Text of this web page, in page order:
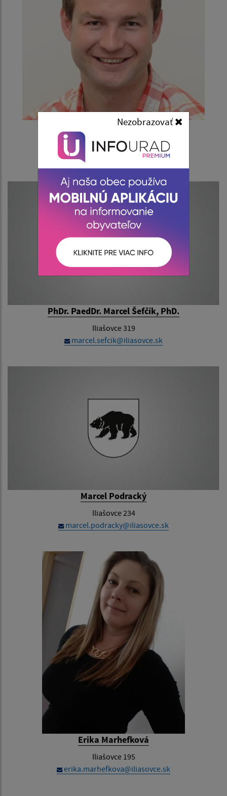
Nezobrazovať
Ing. Vladimír Šivec
Iliašovce 153
vladimir.sivec@iliasovce.sk
PhDr. PaedDr. Marcel Šefčík, PhD.
Iliašovce 319
marcel.sefcik@iliasovce.sk
Marcel Podracký
Iliašovce 234
marcel.podracky@iliasovce.sk
Erika Marhefková
Iliašovce 195
erika.marhefkova@iliasovce.sk